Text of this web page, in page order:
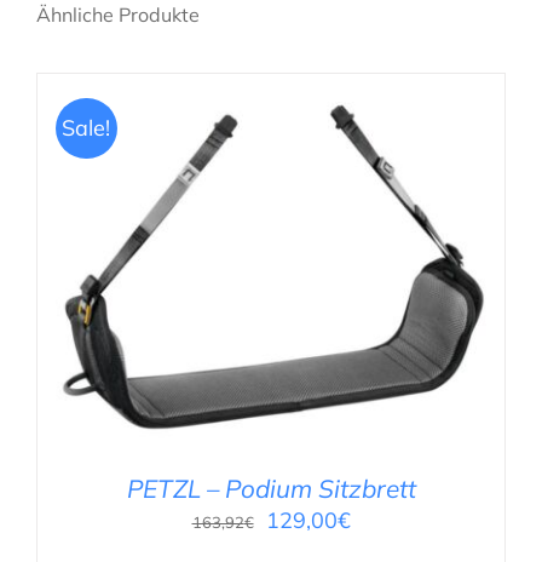
Ähnliche Produkte
Sale!
PETZL – Podium Sitzbrett
163,92€ 129,00€